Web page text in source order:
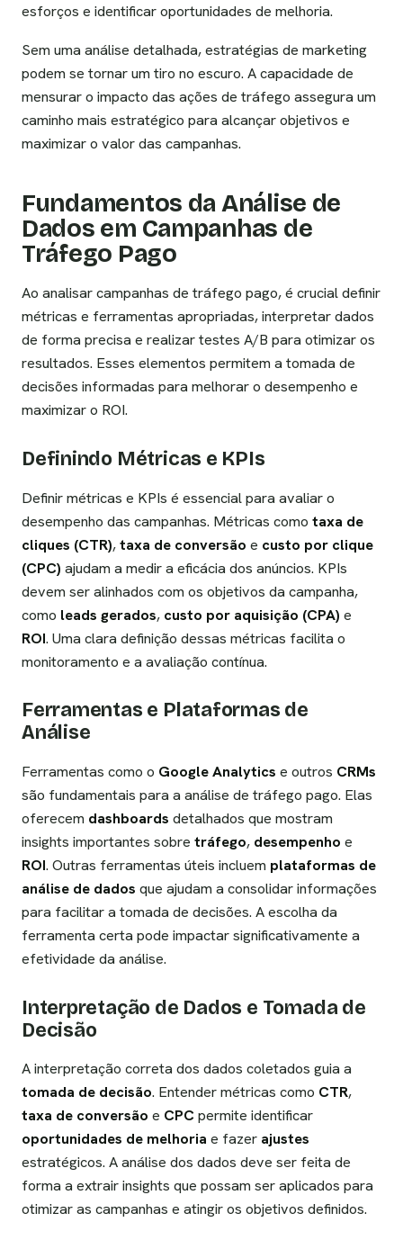
esforços e identificar oportunidades de melhoria.
Sem uma análise detalhada, estratégias de marketing
podem se tornar um tiro no escuro. A capacidade de
mensurar o impacto das ações de tráfego assegura um
caminho mais estratégico para alcançar objetivos e
maximizar o valor das campanhas.
Fundamentos da Análise de
Dados em Campanhas de
Tráfego Pago
Ao analisar campanhas de tráfego pago, é crucial definir
métricas e ferramentas apropriadas, interpretar dados
de forma precisa e realizar testes A/B para otimizar os
resultados. Esses elementos permitem a tomada de
decisões informadas para melhorar o desempenho e
maximizar o ROI.
Definindo Métricas e KPIs
Definir métricas e KPIs é essencial para avaliar o
desempenho das campanhas. Métricas como taxa de
cliques (CTR),taxa de conversão e custo por clique
(CPC) ajudam a medir a eficácia dos anúncios. KPIs
devem ser alinhados com os objetivos da campanha,
como leads gerados, custo por aquisição (CPA) e
ROI. Uma clara definição dessas métricas facilita o
monitoramento e a avaliação contínua.
Ferramentas e Plataformas de
Análise
Ferramentas como o Google Analytics e outros CRMs
são fundamentais para a análise de tráfego pago. Elas
oferecem dashboards detalhados que mostram
insights importantes sobre tráfego, desempenho e
ROI. Outras ferramentas úteis incluem plataformas de
análise de dados que ajudam a consolidar informações
para facilitar a tomada de decisões. A escolha da
ferramenta certa pode impactar significativamente a
efetividade da análise.
Interpretação de Dados e Tomada de
Decisão
A interpretação correta dos dados coletados guia a
tomada de decisão. Entender métricas como CTR,
taxa de conversão e CPC permite identificar
oportunidades de melhoria e fazer ajustes
estratégicos. A análise dos dados deve ser feita de
forma a extrair insights que possam ser aplicados para
otimizar as campanhas e atingir os objetivos definidos.